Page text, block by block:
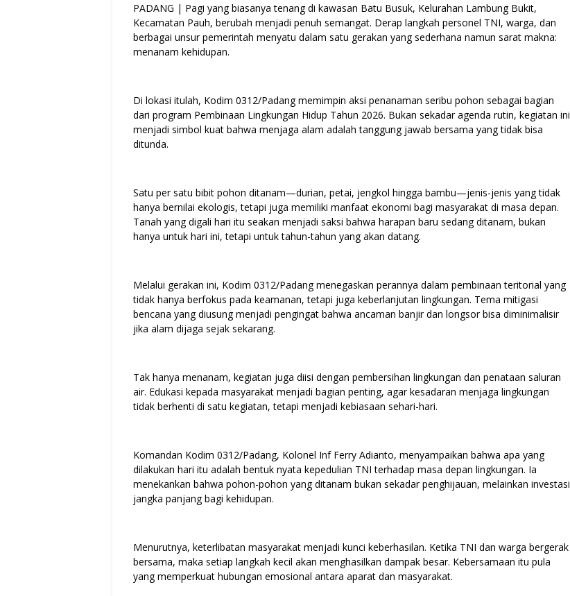
PADANG | Pagi yang biasanya tenang di kawasan Batu Busuk, Kelurahan Lambung Bukit,
Kecamatan Pauh, berubah menjadi penuh semangat. Derap langkah personel TNI, warga, dan
berbagai unsur pemerintah menyatu dalam satu gerakan yang sederhana namun sarat makna:
menanam kehidupan.
Di lokasi itulah, Kodim 0312/Padang memimpin aksi penanaman seribu pohon sebagai bagian
dari program Pembinaan Lingkungan Hidup Tahun 2026. Bukan sekadar agenda rutin, kegiatan ini
menjadi simbol kuat bahwa menjaga alam adalah tanggung jawab bersama yang tidak bisa
ditunda.
Satu per satu bibit pohon ditanam—durian, petai, jengkol hingga bambu—jenis-jenis yang tidak
hanya bernilai ekologis, tetapi juga memiliki manfaat ekonomi bagi masyarakat di masa depan.
Tanah yang digali hari itu seakan menjadi saksi bahwa harapan baru sedang ditanam, bukan
hanya untuk hari ini, tetapi untuk tahun-tahun yang akan datang.
Melalui gerakan ini, Kodim 0312/Padang menegaskan perannya dalam pembinaan teritorial yang
tidak hanya berfokus pada keamanan, tetapi juga keberlanjutan lingkungan. Tema mitigasi
bencana yang diusung menjadi pengingat bahwa ancaman banjir dan longsor bisa diminimalisir
jika alam dijaga sejak sekarang.
Tak hanya menanam, kegiatan juga diisi dengan pembersihan lingkungan dan penataan saluran
air. Edukasi kepada masyarakat menjadi bagian penting, agar kesadaran menjaga lingkungan
tidak berhenti di satu kegiatan, tetapi menjadi kebiasaan sehari-hari.
Komandan Kodim 0312/Padang, Kolonel Inf Ferry Adianto, menyampaikan bahwa apa yang
dilakukan hari itu adalah bentuk nyata kepedulian TNI terhadap masa depan lingkungan. Ia
menekankan bahwa pohon-pohon yang ditanam bukan sekadar penghijauan, melainkan investasi
jangka panjang bagi kehidupan.
Menurutnya, keterlibatan masyarakat menjadi kunci keberhasilan. Ketika TNI dan warga bergerak
bersama, maka setiap langkah kecil akan menghasilkan dampak besar. Kebersamaan itu pula
yang memperkuat hubungan emosional antara aparat dan masyarakat.